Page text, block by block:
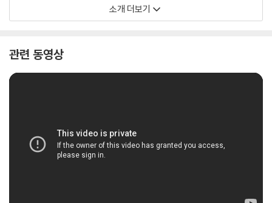
이 책은 ETF 투자를 처음 시작하는 초보뿐만 아니라 수많은 ETF 중 어떤
것을 골라야 하는지 갈피를 잡지 못하는 중급 이상의 투자자들에게도 훌륭
문가가 되어 있을 것이다.
소개 더보기
관련 동영상